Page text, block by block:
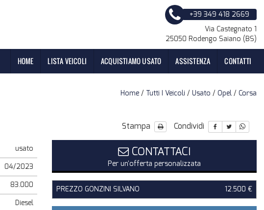
+39 349 418 2669
Via Castegnato 1
25050 Rodengo Saiano (BS)
HOME LISTA VEICOLI ACQUISTIAMO USATO ASSISTENZA CONTATTI
Home / Tutti I Veicoli / Usato / Opel / Corsa
Stampa Condividi
usato
04/2023
83.000
Diesel
CONTATTACI
Per un'offerta personalizzata
PREZZO GONZINI SILVANO 12.500 €